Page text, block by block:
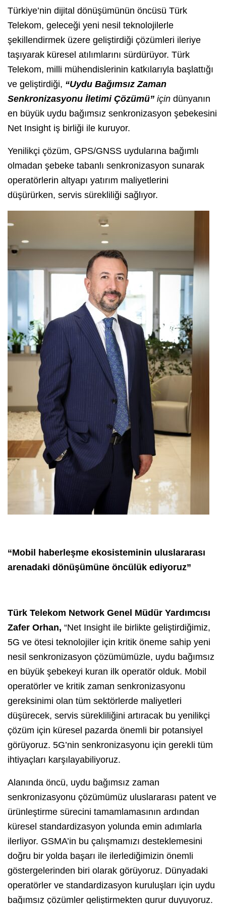
Türkiye’nin dijital dönüşümünün öncüsü Türk
Telekom, geleceği yeni nesil teknolojilerle
şekillendirmek üzere geliştirdiği çözümleri ileriye
taşıyarak küresel atılımlarını sürdürüyor. Türk
Telekom, milli mühendislerinin katkılarıyla başlattığı
ve geliştirdiği, “Uydu BağımsızZaman
Senkronizasyonu İletimi Çözümü” için dünyanın
en büyük uydu bağımsız senkronizasyon şebekesini
Net Insight iş birliği ile kuruyor.
Yenilikçi çözüm, GPS/GNSS uydularına bağımlı
olmadan şebeke tabanlı senkronizasyon sunarak
operatörlerin altyapı yatırım maliyetlerini
düşürürken, servis sürekliliği sağlıyor.
“Mobil haberleşme ekosisteminin uluslararası
arenadaki dönüşümüne öncülük ediyoruz”
Türk Telekom Network Genel Müdür Yardımcısı
Zafer Orhan, “Net Insight ile birlikte geliştirdiğimiz,
5G ve ötesi teknolojiler için kritik öneme sahip yeni
nesil senkronizasyon çözümümüzle, uydu bağımsız
en büyük şebekeyi kuran ilk operatör olduk. Mobil
operatörler ve kritik zaman senkronizasyonu
gereksinimi olan tüm sektörlerde maliyetleri
düşürecek, servis sürekliliğini artıracak bu yenilikçi
çözüm için küresel pazarda önemli bir potansiyel
görüyoruz. 5G’nin senkronizasyonu için gerekli tüm
ihtiyaçları karşılayabiliyoruz.
Alanında öncü, uydu bağımsız zaman
senkronizasyonu çözümümüz uluslararası patent ve
ürünleştirme sürecini tamamlamasının ardından
küresel standardizasyon yolunda emin adımlarla
ilerliyor. GSMA’in bu çalışmamızı desteklemesini
doğru bir yolda başarı ile ilerlediğimizin önemli
göstergelerinden biri olarak görüyoruz. Dünyadaki
operatörler ve standardizasyon kuruluşları için uydu
bağımsız çözümler geliştirmekten gurur duyuyoruz.